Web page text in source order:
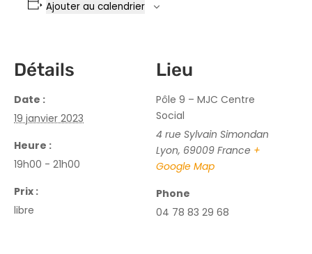
Ajouter au calendrier
Détails
Date :
19 janvier 2023
Heure :
19h00 - 21h00
Prix :
libre
Lieu
Pôle 9 – MJC Centre
Social
4 rue Sylvain Simondan
Lyon, 69009 France +
Google Map
Phone
04 78 83 29 68